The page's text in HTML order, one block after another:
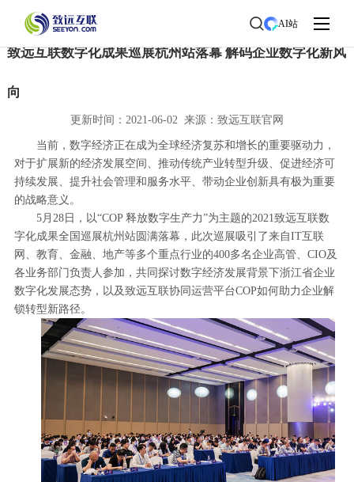
AI站
首页>了解致远>新闻中心
致远互联数字化成果巡展杭州站落幕 解码企业数字化新风
向
更新时间：2021-06-02 来源：致远互联官网
当前，数字经济正在成为全球经济复苏和增长的重要驱动力，
对于扩展新的经济发展空间、推动传统产业转型升级、促进经济可
持续发展、提升社会管理和服务水平、带动企业创新具有极为重要
的战略意义。
5月28日，以“COP 释放数字生产力”为主题的2021致远互联数
字化成果全国巡展杭州站圆满落幕，此次巡展吸引了来自IT互联
网、教育、金融、地产等多个重点行业的400多名企业高管、CIO及
各业务部门负责人参加，共同探讨数字经济发展背景下浙江省企业
数字化发展态势，以及致远互联协同运营平台COP如何助力企业解
锁转型新路径。